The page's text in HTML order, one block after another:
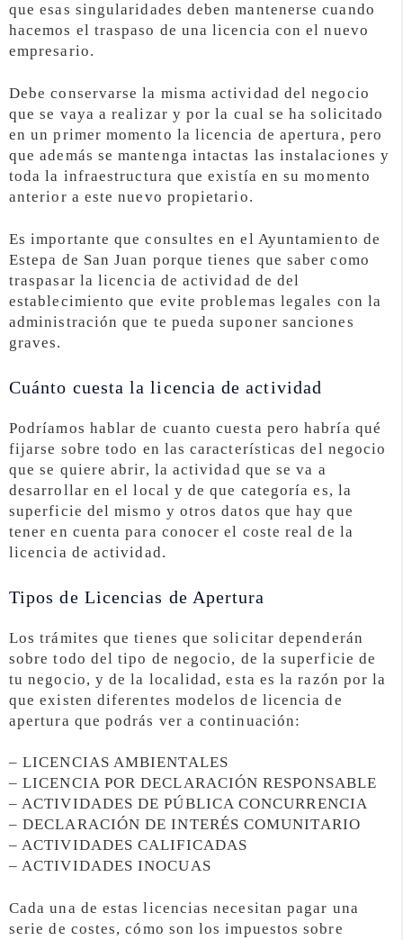
que esas singularidades deben mantenerse cuando
hacemos el traspaso de una licencia con el nuevo
empresario.
Debe conservarse la misma actividad del negocio
que se vaya a realizar y por la cual se ha solicitado
en un primer momento la licencia de apertura, pero
que además se mantenga intactas las instalaciones y
toda la infraestructura que existía en su momento
anterior a este nuevo propietario.
Es importante que consultes en el Ayuntamiento de
Estepa de San Juan porque tienes que saber como
traspasar la licencia de actividad de del
establecimiento que evite problemas legales con la
administración que te pueda suponer sanciones
graves.
Cuánto cuesta la licencia de actividad
Podríamos hablar de cuanto cuesta pero habría qué
fijarse sobre todo en las características del negocio
que se quiere abrir, la actividad que se va a
desarrollar en el local y de que categoría es, la
superficie del mismo y otros datos que hay que
tener en cuenta para conocer el coste real de la
licencia de actividad.
Tipos de Licencias de Apertura
Los trámites que tienes que solicitar dependerán
sobre todo del tipo de negocio, de la superficie de
tu negocio, y de la localidad, esta es la razón por la
que existen diferentes modelos de licencia de
apertura que podrás ver a continuación:
– LICENCIAS AMBIENTALES
– LICENCIA POR DECLARACIÓN RESPONSABLE
– ACTIVIDADES DE PÚBLICA CONCURRENCIA
– DECLARACIÓN DE INTERÉS COMUNITARIO
– ACTIVIDADES CALIFICADAS
– ACTIVIDADES INOCUAS
Cada una de estas licencias necesitan pagar una
serie de costes, cómo son los impuestos sobre